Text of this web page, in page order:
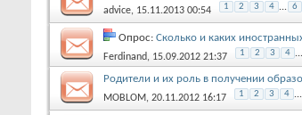
advice, 15.11.2013 00:54 1 2 3 4 ... 6
Опрос: Сколько и каких
Ferdinand, 15.09.2012 21:37 1 2 3 4 ...
Родители и их роль в получении
MOBLOM, 20.11.2012 16:17 1 2 3 4 ...